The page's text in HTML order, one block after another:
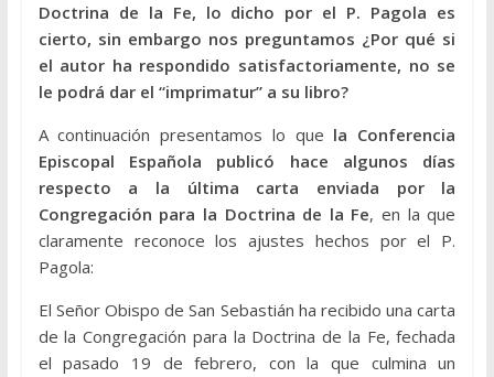
Doctrina de la Fe, lo dicho por el P. Pagola es
cierto, sin embargo nos preguntamos ¿Por qué si
el autor ha respondido satisfactoriamente, no se
le podrá dar el “imprimatur” a su libro?
A continuación presentamos lo que la Conferencia
Episcopal Española publicó hace algunos días
respecto a la última carta enviada por la
Congregación para la Doctrina de la Fe, en la que
claramente reconoce los ajustes hechos por el P.
Pagola:
El Señor Obispo de San Sebastián ha recibido una carta
de la Congregación para la Doctrina de la Fe, fechada
el pasado 19 de febrero, con la que culmina un